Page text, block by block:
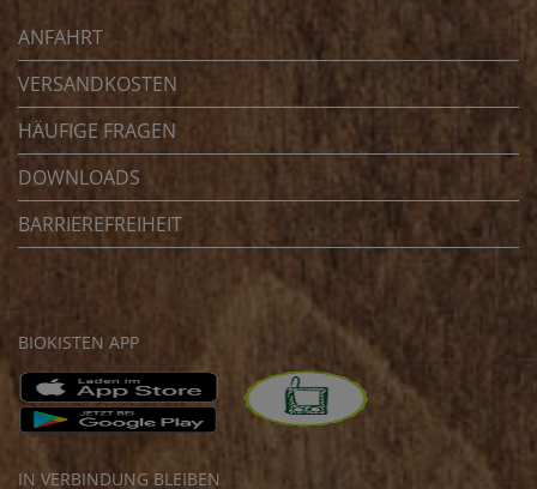
ANFAHRT
VERSANDKOSTEN
HÄUFIGE FRAGEN
DOWNLOADS
BARRIEREFREIHEIT
BIOKISTEN APP
IN VERBINDUNG BLEIBEN